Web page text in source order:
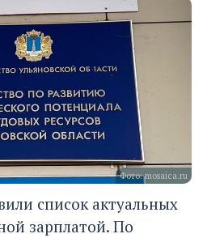
Фото: mosaica.ru
список актуальных
зарплатой. По